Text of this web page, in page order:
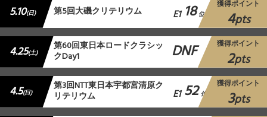
5.10(日) 第5回大磯クリテリウム E1 18 位
獲得ポイント
4pts
4.25(土) 第60回東日本ロードクラシッ
クDay1 DNF 獲得ポイント
2pts
4.5(日) 第3回NTT東日本宇都宮清原ク
リテリウム E1 52 位
獲得ポイント
3pts